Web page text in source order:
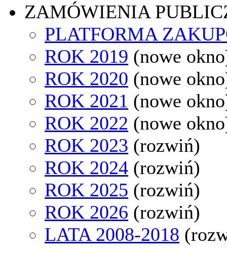
ZAMÓWIENIA
PLATFORMA
ROK 2019 (nowe
ROK 2020 (nowe
ROK 2021 (nowe
ROK 2022 (nowe
ROK 2023 (rozwiń)
ROK 2024 (rozwiń)
ROK 2025 (rozwiń)
ROK 2026 (rozwiń)
LATA 2008-2018